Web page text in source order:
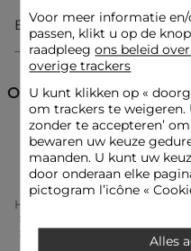
Korte jurk
Rechte snit
Vloeiend
Reverskraag
Korte mouwen
Knopen
Denim
Look ideeën
De vloeiende en
glanzende loafers voor een
met een metalen armband.
Bezorging &
Ontdek ook
Korte jurken
Home
Rechte Korte Jurk
Voor meer informatie
passen, klikt u op de knop
raadpleegons beleid
overige trackers
U kunt klikken op «
om trackers te weigeren.
zonder te accepteren’
bewaren uw keuze
maanden. U kunt uw
door onderaan elke
pictogram l’icône «
Alles